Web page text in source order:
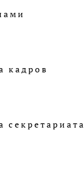
кадров
секретариата